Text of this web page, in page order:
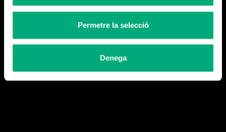
Permetre la selecció
Denega
Avís legal i política de privacitat
Política de cookies